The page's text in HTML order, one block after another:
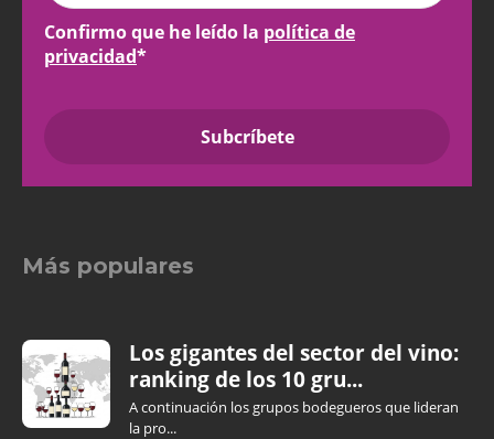
Confirmo que he leído la política de
privacidad*
Más populares
Los gigantes del sector del vino:
ranking de los 10 gru...
A continuación los grupos bodegueros que lideran
la pro...